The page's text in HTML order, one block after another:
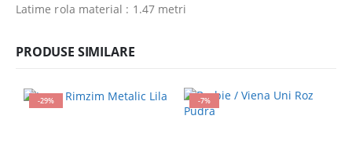
Latime rola material : 1.47 metri
PRODUSE SIMILARE
-29% -7%